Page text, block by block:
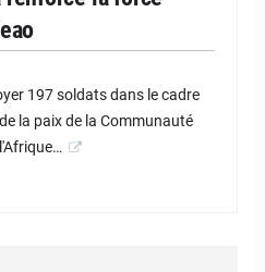
197 soldats dans le cadre
la paix de la Communauté